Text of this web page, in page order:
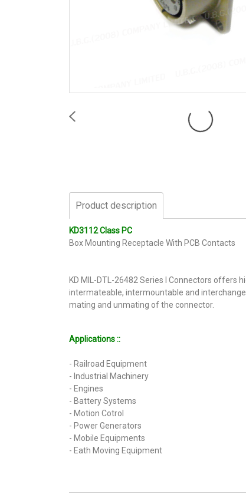
Product description
KD3112 Class PC
Box Mounting Receptacle With PCB Contacts
KD MIL-DTL-26482 Series I Connectors
intermateable, intermountable and
mating and unmating of the connector.
Applications ::
- Railroad Equipment
- Industrial Machinery
- Engines
- Battery Systems
- Motion Cotrol
- Power Generators
- Mobile Equipments
- Eath Moving Equipment